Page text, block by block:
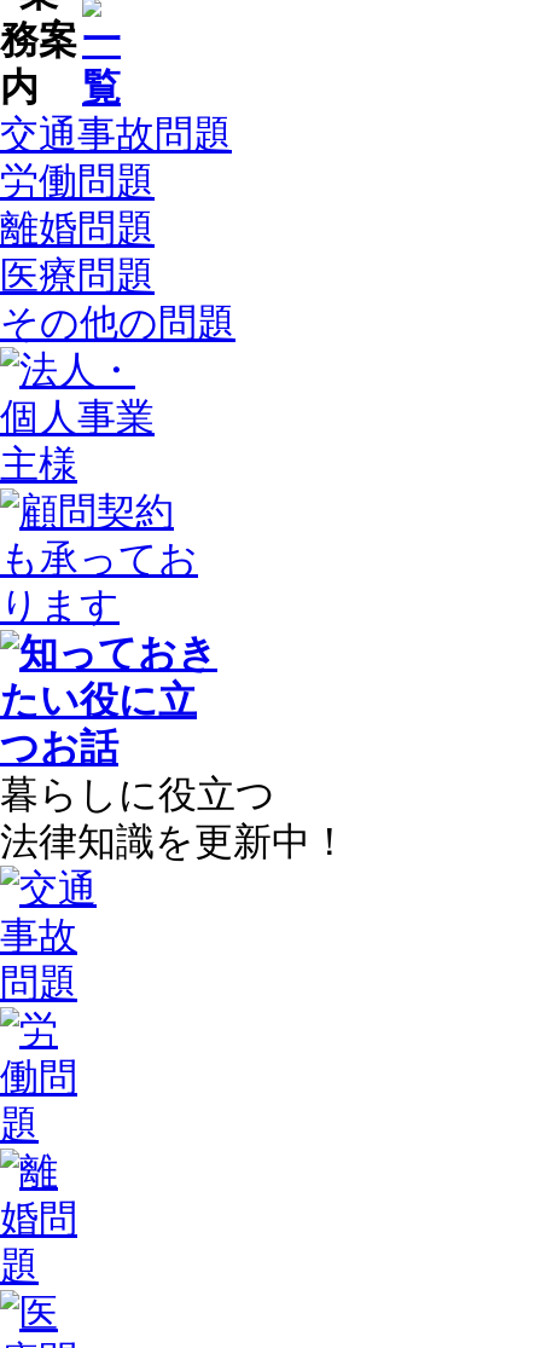
交通事故問題
労働問題
離婚問題
医療問題
その他の問題
暮らしに役立つ
法律知識を更新中！